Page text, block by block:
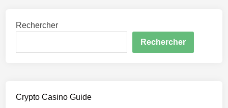
Rechercher
Rechercher
Crypto Casino Guide